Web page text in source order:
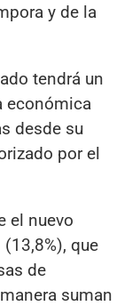
y de la
tendrá un
económica
desde su
por el
el nuevo
que
de
suman